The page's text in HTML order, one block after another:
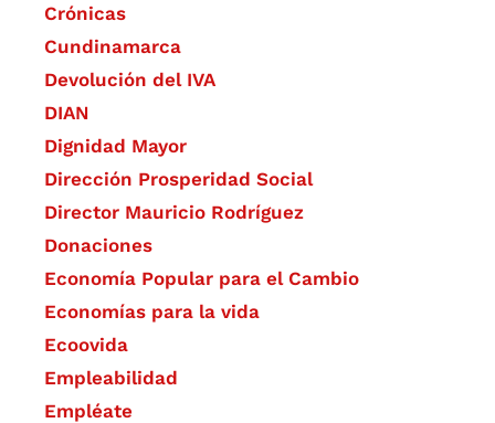
Crónicas
Cundinamarca
Devolución del IVA
DIAN
Dignidad Mayor
Dirección Prosperidad Social
Director Mauricio Rodríguez
Donaciones
Economía Popular para el Cambio
Economías para la vida
Ecoovida
Empleabilidad
Empléate